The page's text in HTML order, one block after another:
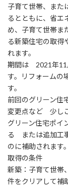
子育て世帯、また
るとともに、省エ
め、子育て世帯ま
る新築住宅の取得
れます。
期間は 2021年11
す。リフォームの
す。
前回のグリーン住
変更点など 少し
グリーン住宅ポ
る または追加工
のに補助されます。
取得の条件
新築：子育て世帯
件をクリアして補